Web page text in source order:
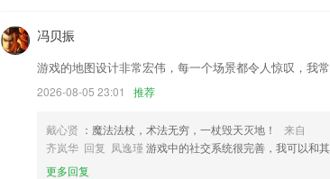
4.可以为想要参加驾考的用户提供很不错的复习平台，只需要在
5.这里自动为用户推荐了高人气的展品，在线即可阅读展品对
6.按照字母的声母、韵母进行分类，可以挑选学习，每个字母
手机版亚博更新了什么?
上新梦幻仙气蝴蝶动态贴纸，春日浪漫大片一秒get
冯贝振
游戏的地图设计非常宏伟，每一个场景都令人惊叹，我常
2026-08-05 23:01 推荐
戴心贤 ：魔法法杖，术法无穷，一杖毁天灭地！
来自
齐岚华 回复 凤逸瑾游戏中的社交系统很完善，我可以和
更多回复